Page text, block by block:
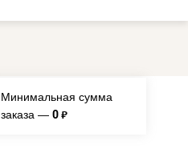
Минимальная сумма
заказа — 0 руб.